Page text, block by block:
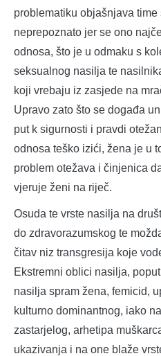
problematiku objašnjava
neprepoznato jer se ono
odnosa, što je u odmaku s
seksualnog nasilja te
koji vrebaju iz zasjede na
Upravo zato što se događa
put k sigurnosti i pravdi
odnosa teško izići, žena je u
problem otežava i činjenica
vjeruje ženi na riječ.
Osuda te vrste nasilja na
do zdravorazumskog te
čitav niz transgresija koje
Ekstremni oblici nasilja,
nasilja spram žena, femicid,
kulturno dominantnog, iako
zastarjelog, arhetipa
ukazivanja i na one blaže